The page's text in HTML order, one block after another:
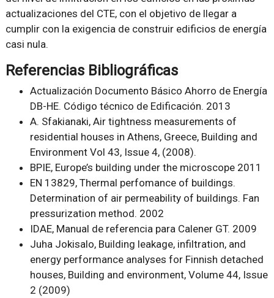
actualizaciones del CTE, con el objetivo de llegar a
cumplir con la exigencia de construir edificios de energía
casi nula.
Referencias Bibliográficas
Actualización Documento Básico Ahorro de Energía
DB-HE. Código técnico de Edificación. 2013
A. Sfakianaki, Air tightness measurements of
residential houses in Athens, Greece, Building and
Environment Vol 43, Issue 4, (2008).
BPIE, Europe’s building under the microscope 2011
EN 13829, Thermal perfomance of buildings.
Determination of air permeability of buildings. Fan
pressurization method. 2002
IDAE, Manual de referencia para Calener GT. 2009
Juha Jokisalo, Building leakage, infiltration, and
energy performance analyses for Finnish detached
houses, Building and environment, Volume 44, Issue
2 (2009)